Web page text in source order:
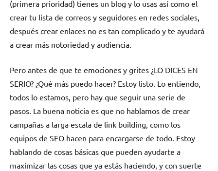
(primera prioridad) tienes un blog y lo usas así como el
crear tu lista de correos y seguidores en redes sociales,
después crear enlaces no es tan complicado y te ayudará
a crear más notoriedad y audiencia.
Pero antes de que te emociones y grites ¿LO DICES EN
SERIO? ¿Qué más puedo hacer? Estoy listo. Lo entiendo,
todos lo estamos, pero hay que seguir una serie de
pasos. La buena noticia es que no hablamos de crear
campañas a larga escala de link building, como los
equipos de SEO hacen para encargarse de todo. Estoy
hablando de cosas básicas que pueden ayudarte a
maximizar las cosas que ya estás haciendo, y con suerte